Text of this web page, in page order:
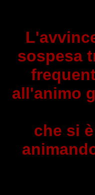
sospesa
all'animo
che si